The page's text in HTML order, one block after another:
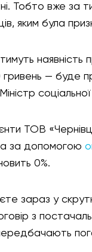
Тобто вже за
яким була
наявність
— буде
ТОВ
за допомогою
0%.
зараз у
з